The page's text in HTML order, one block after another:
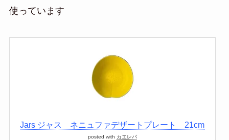
使っています
Jars ジャス ネニュファデザートプレート 21cm
posted with カエレバ